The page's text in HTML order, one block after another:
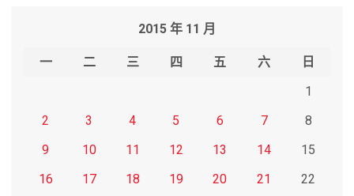
2015 年 11 月
一 二 三 四 五 六
日
1
2
3 4 5 6 7
8
9
10 11 12 13 14
15
16
17 18 19 20 21 22